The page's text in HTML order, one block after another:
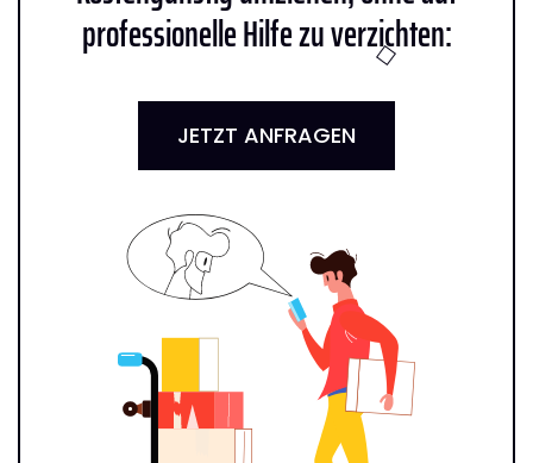
professionelle Hilfe zu verzichten:
JETZT ANFRAGEN